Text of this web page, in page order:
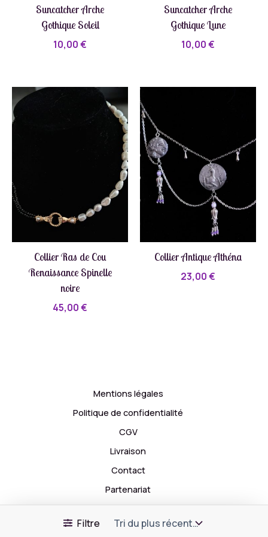
Filtre
Suncatcher Arche
Gothique Soleil
10,00€
Suncatcher Arche
Gothique Lune
10,00€
Collier Ras de Cou
Renaissance Spinelle
noire
45,00€
Collier Antique Athéna
23,00€
Mentions légales
Politique de confidentialité
CGV
Livraison
Contact
Partenariat